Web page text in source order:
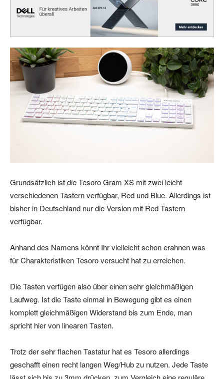
Grundsätzlich ist die Tesoro Gram XS mit zwei leicht
verschiedenen Tastern verfügbar, Red und Blue. Allerdings ist
bisher in Deutschland nur die Version mit Red Tastern
verfügbar.
Anhand des Namens könnt Ihr vielleicht schon erahnen was
für Charakteristiken Tesoro versucht hat zu erreichen.
Die Tasten verfügen also über einen sehr gleichmäßigen
Laufweg. Ist die Taste einmal in Bewegung gibt es einen
komplett gleichmäßigen Widerstand bis zum Ende, man
spricht hier von linearen Tasten.
Trotz der sehr flachen Tastatur hat es Tesoro allerdings
geschafft einen recht langen Weg/Hub zu nutzen. Jede Taste